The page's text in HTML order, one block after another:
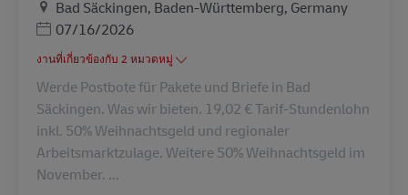
สถานที่
Bad Säckingen, Baden-Württemberg, Germany
Posted Date
07/16/2026
งานที่เกี่ยวข้องกับ 2 หมวดหมู่
Werde Postbote für Pakete und Briefe in Bad
Säckingen. Was wir bieten. 19,02 € Tarif-Stundenlohn
inkl. 50% Weihnachtsgeld und regionaler
Arbeitsmarktzulage. Weitere 50% Weihnachtsgeld im
November. ...